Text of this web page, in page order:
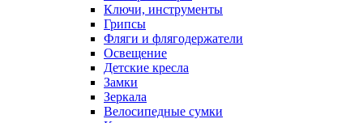
Ключи, инструменты
Грипсы
Фляги и флягодержатели
Освещение
Детские кресла
Замки
Зеркала
Велосипедные сумки